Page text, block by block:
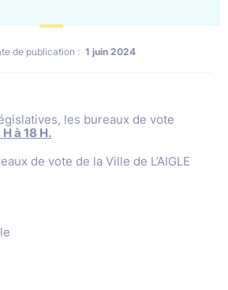
de publication : 1 juin 2024
les bureaux de vote
H à 18 H.
de vote de la Ville de L’AIGLE